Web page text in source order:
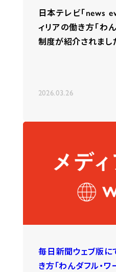
日本テレビ「news
ィリアの働き方「わ
制度が紹介されまし
2026.03.26
毎日新聞ウェブ版に
き方「わんダフル・